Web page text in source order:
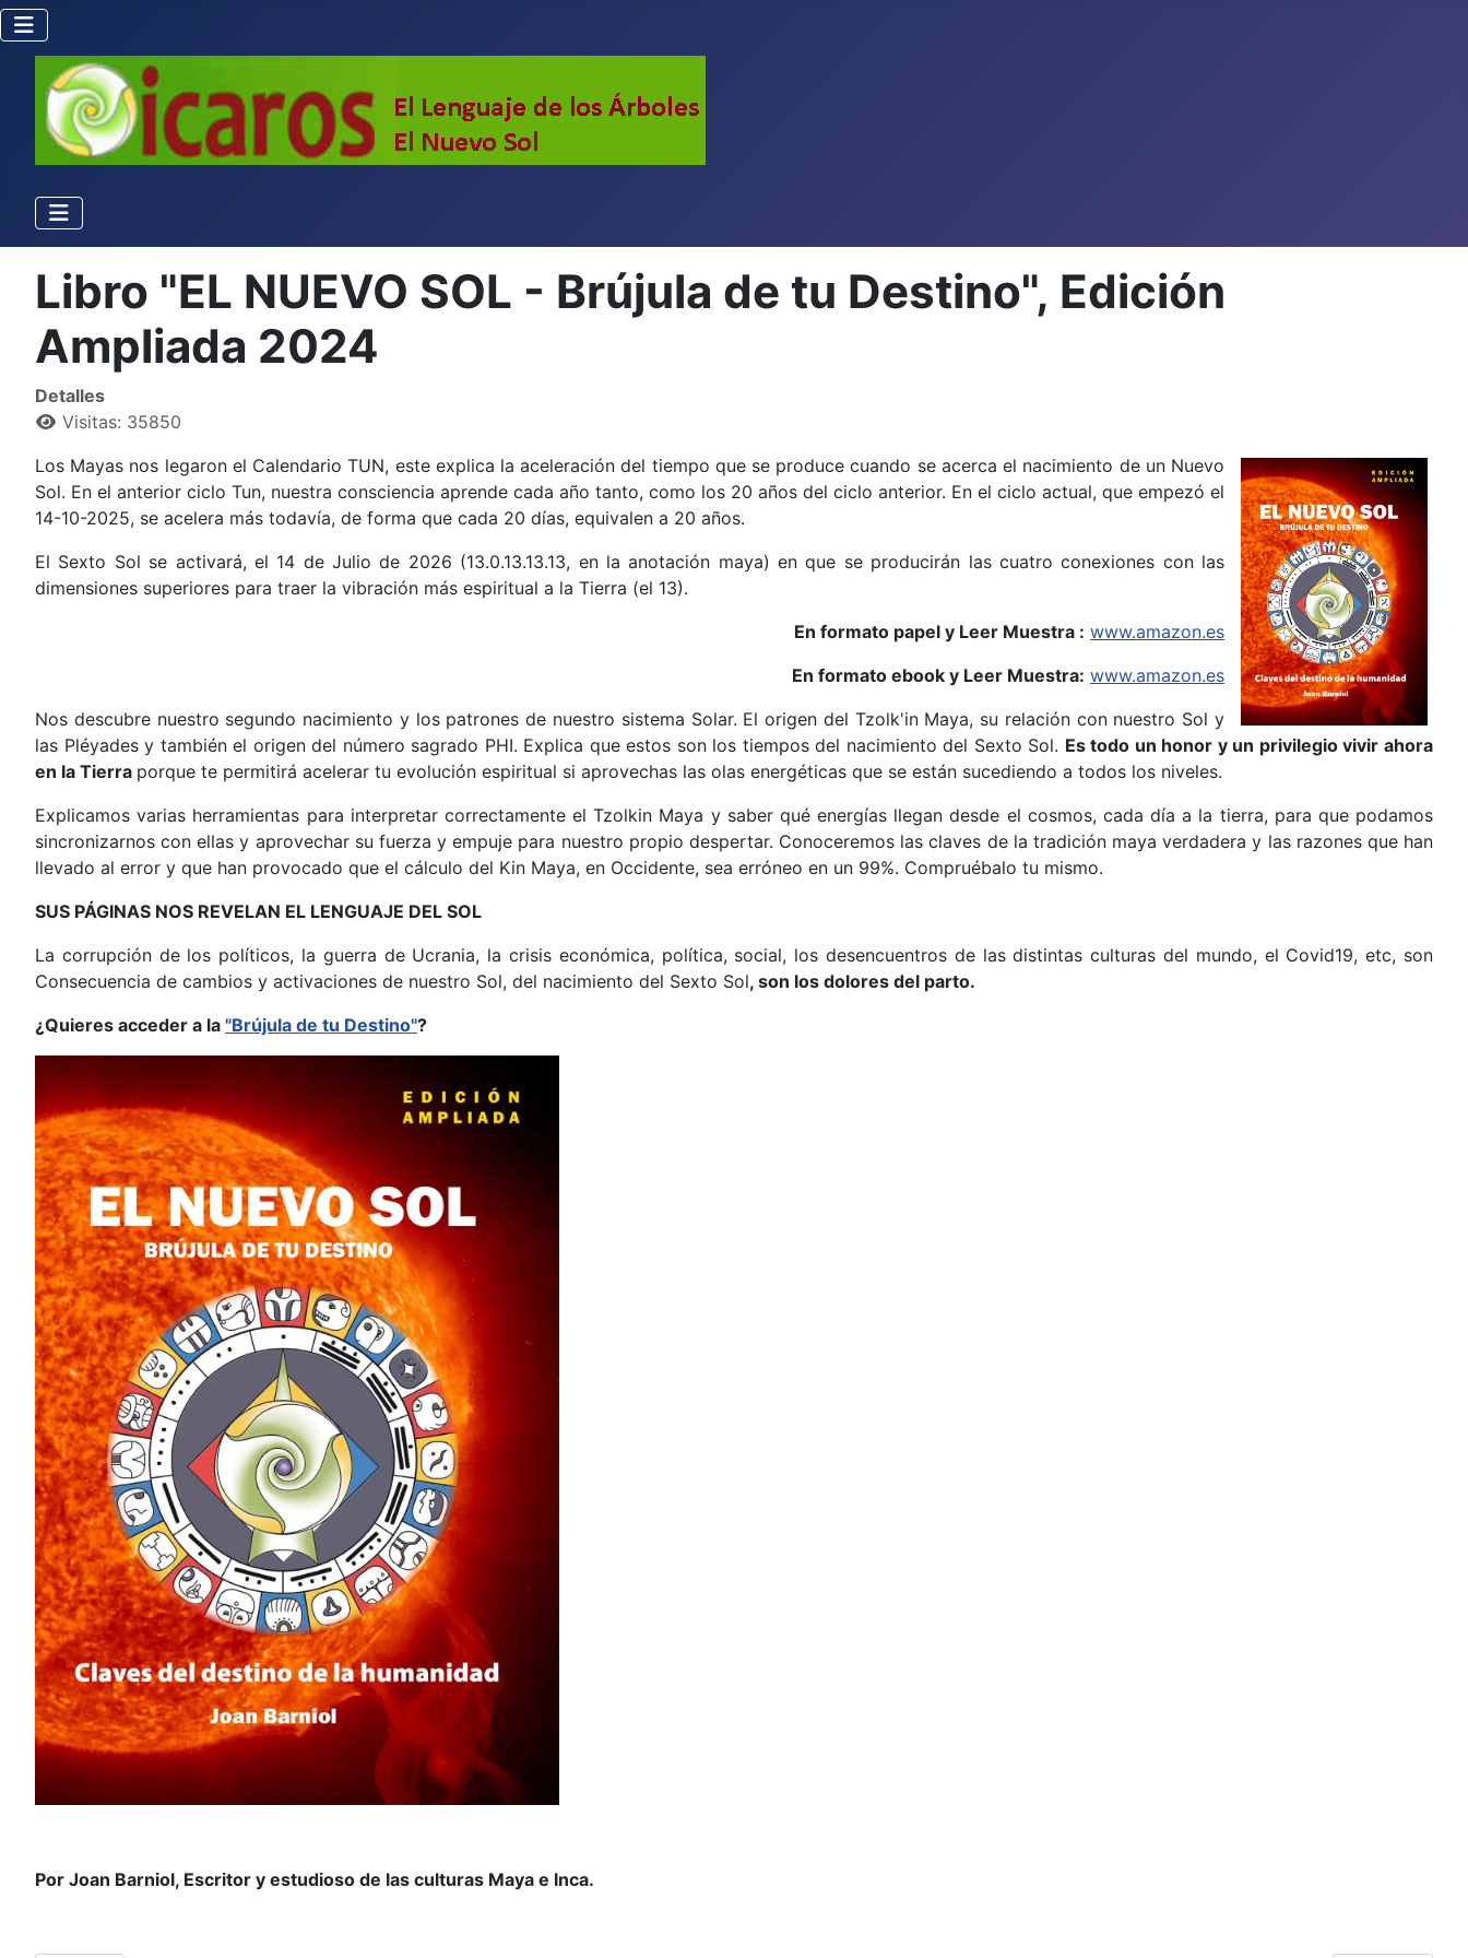
Libro "EL NUEVO SOL - Brújula de tu Destino", Edición
Ampliada 2024
Detalles
Visitas: 35850
Los Mayas nos legaron el Calendario TUN, este explica laaceleración del tiempo que se produce cuando se acerca el nacimiento de un Nuevo
Sol. En el anterior ciclo Tun, nuestra consciencia aprende cada año tanto, como los 20 años del ciclo anterior. En el ciclo actual, que empezó el
14-10-2025, se acelera más todavía, de forma que cada 20 días, equivalen a 20 años.
El Sexto Sol se activará, el 14 de Julio de 2026 (13.0.13.13.13, en la anotación maya) en que se producirán las cuatro conexiones con las
dimensiones superiores para traer la vibración más espiritual a la Tierra (el 13).
En formato papel y Leer Muestra : www.amazon.es
En formato ebook y Leer Muestra: www.amazon.es
Nos descubre nuestro segundo nacimiento y los patrones de nuestro sistema Solar. El origen del Tzolk'in Maya, su relación con nuestro Sol y
las Pléyades y también el origen del número sagrado PHI. Explica que estos son los tiempos del nacimiento del Sexto Sol. Es todo un honor y un privilegio vivir ahora
en la Tierra porque te permitirá acelerar tu evolución espiritual si aprovechas las olas energéticas que se están sucediendo a todos los niveles.
Explicamos varias herramientas para interpretar correctamente el Tzolkin Maya y saber qué energías llegan desde el cosmos, cada día a la tierra, para que podamos
sincronizarnos con ellas y aprovechar su fuerza y empuje para nuestro propio despertar. Conoceremos las claves de la tradición maya verdadera y las razones que han
llevado al error y que han provocado que el cálculo del Kin Maya, en Occidente, sea erróneo en un 99%. Compruébalo tu mismo.
SUS PÁGINAS NOS REVELAN EL LENGUAJE DEL SOL
La corrupción de los políticos, la guerra de Ucrania, la crisis económica, política, social, los desencuentros de las distintas culturas del mundo, el Covid19, etc, son
Consecuencia de cambios y activaciones de nuestro Sol, del nacimiento del Sexto Sol, son los dolores del parto.
¿Quieres acceder a la "Brújula de tu Destino"?
Por Joan Barniol, Escritor y estudioso de las culturas Maya e Inca.